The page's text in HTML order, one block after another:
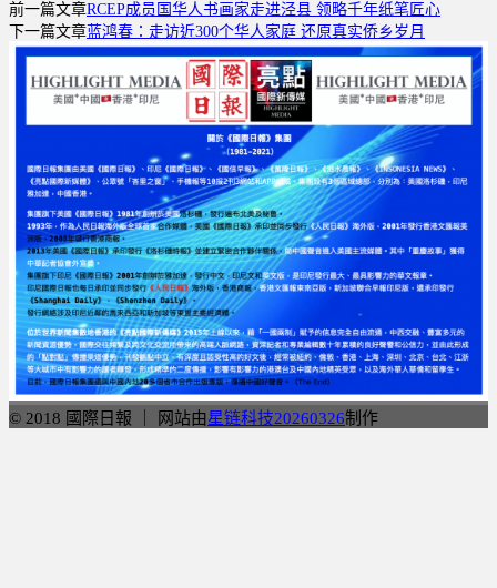
分
享
前一篇文章RCEP成员国华人书画家走进泾县 领略千年纸笔匠心
下一篇文章蓝鸿春：走访近300个华人家庭 还原真实侨乡岁月
© 2018 國際日報 ｜ 网站由星链科技20260326制作